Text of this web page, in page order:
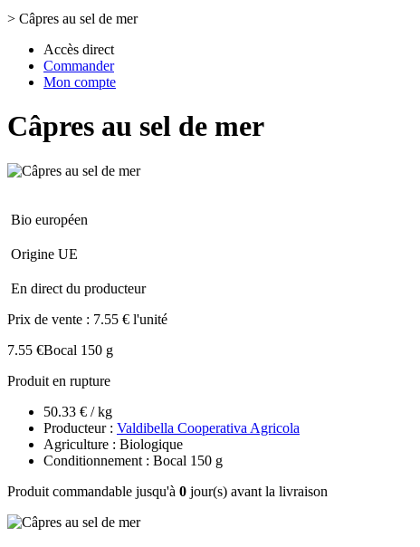
> Câpres au sel de mer
Accès direct
Commander
Mon compte
Câpres au sel de mer
Bio européen
Origine UE
En direct du producteur
Prix de vente : 7.55 € l'unité
7.55 €Bocal 150 g
Produit en rupture
50.33 € / kg
Producteur : Valdibella Cooperativa Agricola
Agriculture : Biologique
Conditionnement : Bocal 150 g
Produit commandable jusqu'à 0 jour(s) avant la livraison